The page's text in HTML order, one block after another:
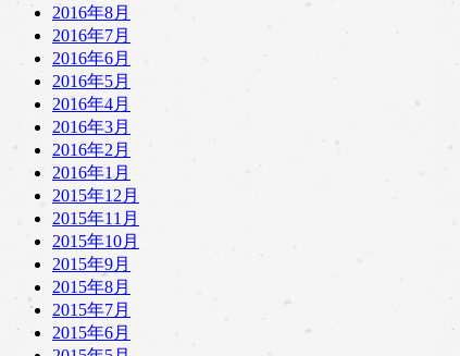
2016年8月
2016年7月
2016年6月
2016年5月
2016年4月
2016年3月
2016年2月
2016年1月
2015年12月
2015年11月
2015年10月
2015年9月
2015年8月
2015年7月
2015年6月